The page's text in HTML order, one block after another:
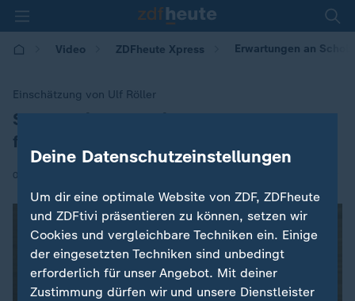
Video ZDFheute Xpress Erwartungen an
Einschätzung von Ulf Röller
:
Scholz wird "deutlich machen, dass er
führt"
09.05.2023 | 10:00
Deine Datenschutzeinstellungen
Um dir eine optimale Website von ZDF, ZDFheute
und ZDFtivi präsentieren zu können, setzen wir
Cookies und vergleichbare Techniken ein. Einige
der eingesetzten Techniken sind unbedingt
erforderlich für unser Angebot. Mit deiner
Zustimmung dürfen wir und unsere Dienstleister